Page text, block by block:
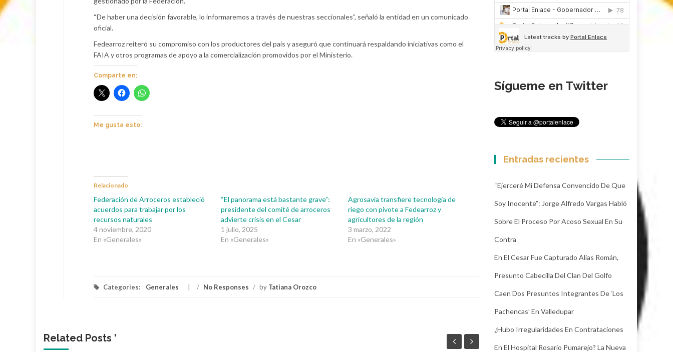
“De haber una decisión favorable, lo informaremos a través de nuestras seccionales”, señaló la entidad en un comunicado
oficial.
Fedearroz reiteró su compromiso con los productores del país y aseguró que continuará respaldando iniciativas como el
FAIA y otros programas de apoyo a la comercialización promovidos por el Ministerio.
Comparte en:
Me gusta esto:
Relacionado
Federación de Arroceros estableció
acuerdos para trabajar por los
recursos naturales
4 noviembre, 2020
En «Generales»
“El panorama está bastante grave”:
presidente del comité de arroceros
advierte crisis en el Cesar
1 julio, 2025
En «Generales»
Agrosavia transfiere tecnología de
riego con pivote a Fedearroz y
agricultores de la región
3 marzo, 2022
En «Generales»
Categories: Generales / No Responses / by Tatiana Orozco
Related Posts '
Sígueme en Twitter
Entradas recientes
“Ejerceré Mi Defensa Convencido De Que
Soy Inocente”: Jorge Alfredo Vargas Habló
Sobre El Proceso Por Acoso Sexual En Su
Contra
En El Cesar Fue Capturado Alias Román,
Presunto Cabecilla Del Clan Del Golfo
Caen Dos Presuntos Integrantes De ‘Los
Pachencas’ En Valledupar
¿Hubo Irregularidades En Contrataciones
En El Hospital Rosario Pumarejo? La Nueva